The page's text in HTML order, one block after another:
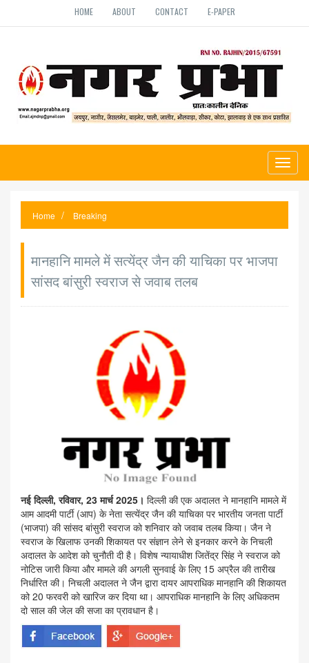
HOME ABOUT CONTACT E-PAPER
Home Breaking
मानहानि मामले में सत्येंद्र जैन की याचिका पर भाजपा
सांसद बांसुरी स्वराज से जवाब तलब
नई दिल्ली, रविवार, 23 मार्च 2025। दिल्ली की एक अदालत ने मानहानि मामले में
आम आदमी पार्टी (आप) के नेता सत्येंद्र जैन की याचिका पर भारतीय जनता पार्टी
(भाजपा) की सांसद बांसुरी स्वराज को शनिवार को जवाब तलब किया। जैन ने
स्वराज के खिलाफ उनकी शिकायत पर संज्ञान लेने से इनकार करने के निचली
अदालत के आदेश को चुनौती दी है। विशेष न्यायाधीश जितेंद्र सिंह ने स्वराज को
नोटिस जारी किया और मामले की अगली सुनवाई के लिए 15 अप्रैल की तारीख
निर्धारित की। निचली अदालत ने जैन द्वारा दायर आपराधिक मानहानि की शिकायत
को 20 फरवरी को खारिज कर दिया था। आपराधिक मानहानि के लिए अधिकतम
दो साल की जेल की सजा का प्रावधान है।